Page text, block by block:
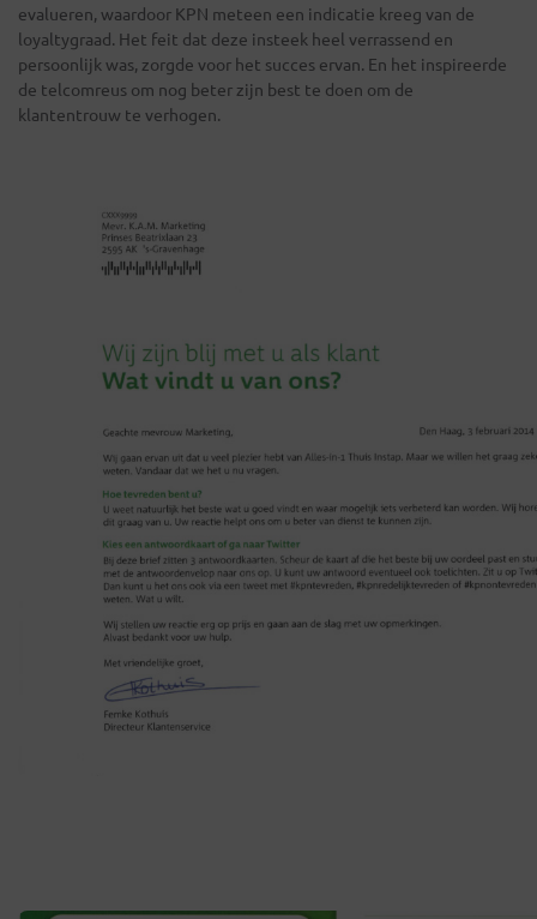
evalueren, waardoor KPN meteen een indicatie kreeg van de
loyaltygraad. Het feit dat deze insteek heel verrassend en
persoonlijk was, zorgde voor het succes ervan. En het inspireerde
de telcomreus om nog beter zijn best te doen om de
klantentrouw te verhogen.